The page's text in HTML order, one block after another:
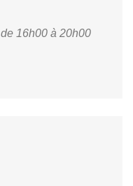
de 16h00 à 20h00